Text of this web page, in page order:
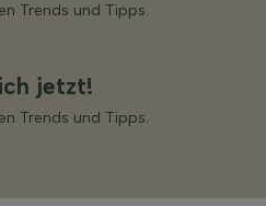
Trends und Tipps.
jetzt!
Trends und Tipps.